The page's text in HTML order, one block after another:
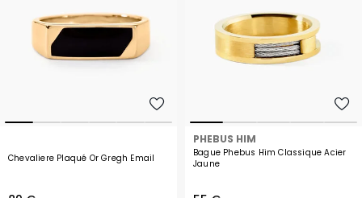
Chevaliere Plaqué Or Gregh Email
PHEBUS HIM
Bague Phebus Him Classique Acier
Jaune